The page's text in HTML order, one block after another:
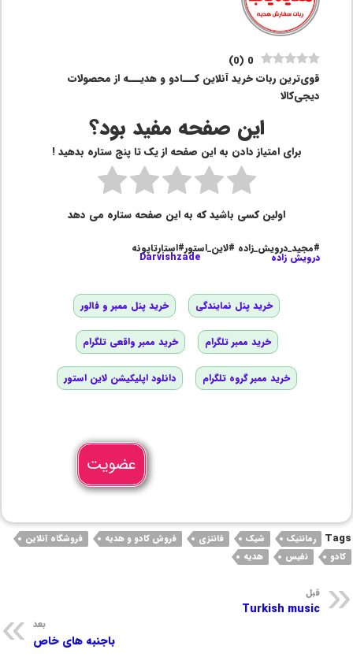
0
(
0
)
قوی‌ترین ربات خرید آنلاین کـــادو و هدیـــه از محصولات
دیجی‌کالا
این صفحه مفید بود؟
برای امتیاز دادن به این صفحه از یک تا پنج ستاره بدهید !
اولین کسی باشید که به این صفحه ستاره می دهد
#مجید_درویش_زاده #لاین_استور#استارتاپونه
درویش زاده Darvishzade
خرید پنل نمایندگی خرید پنل ممبر و فالور
خرید ممبر تلگرام خرید ممبر واقعی تلگرام
خرید ممبر گروه تلگرام دانلود اپلیکیشن لاین استور
عضویت
Tags رمانتیک شیک فانتزی فروش کادو و هدیه
فروشگاه آنلاین
کادو
نفیس هدیه
قبل
Turkish music
بعد
باجنبه های خاص